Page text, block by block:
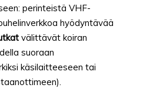
perinteistä VHF-
hyödyntävää
välittävät koiran
suoraan
käsilaitteeseen tai